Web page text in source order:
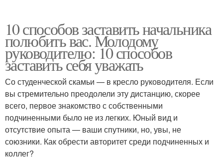
10 способов заставить начальника
полюбить вас. Молодому
руководителю: 10 способов
заставить себя уважать
Со студенческой скамьи — в кресло руководителя. Если
вы стремительно преодолели эту дистанцию, скорее
всего, первое знакомство с собственными
подчиненными было не из легких. Юный вид и
отсутствие опыта — ваши спутники, но, увы, не
союзники. Как обрести авторитет среди подчиненных и
коллег?